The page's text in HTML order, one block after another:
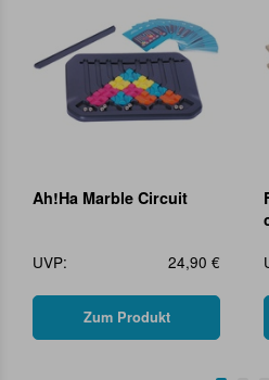
Ah!Ha Marble Circuit
UVP: 24,90 €
Zum Produkt